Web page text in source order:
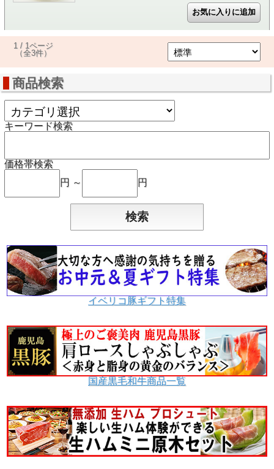
1 / 1ページ
（全3件）
商品検索
キーワード検索
価格帯検索
円 ～
円
イベリコ豚ギフト特集
国産黒毛和牛商品一覧